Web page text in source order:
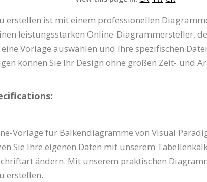
erstellen ist mit einem professionellen
leistungsstarken Online-Diagrammersteller,
Vorlage auswählen und Ihre spezifischen
können Sie Ihr Design ohne großen Zeit- und
Vorlage für Balkendiagramme von Visual
Sie Ihre eigenen Daten mit unserem
ändern. Mit unserem praktischen
erstellen.